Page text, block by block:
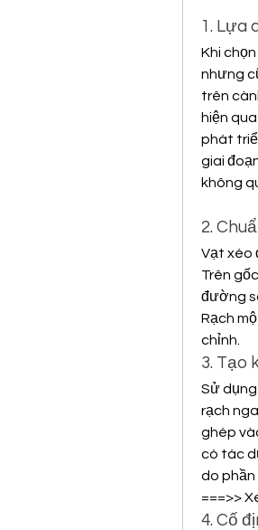
1. Lựa
Khi
nhưng
trên
hiện
phát
giai
không
2.
Vạt xéo
Trên
đường
Rạch
chỉnh.
3. Tạo
Sử
rạch
ghép
có tác
do phần
===>>
4. Cố